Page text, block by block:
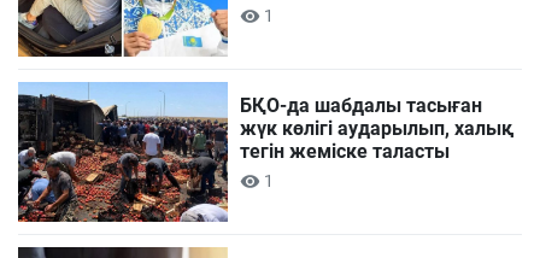
1
БҚО-да шабдалы тасыған
жүк көлігі аударылып, халық
тегін жеміске таласты
1